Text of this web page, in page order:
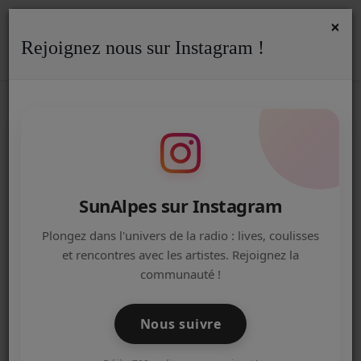
ACTUALITÉS DE LA RADIO
EQUIPE
ARTISTES
NOS PARTENAIRES
×
Rejoignez nous sur Instagram !
SunAlpes sur Instagram
Plongez dans l'univers de la radio : lives, coulisses
et rencontres avec les artistes. Rejoignez la
communauté !
Nous suivre